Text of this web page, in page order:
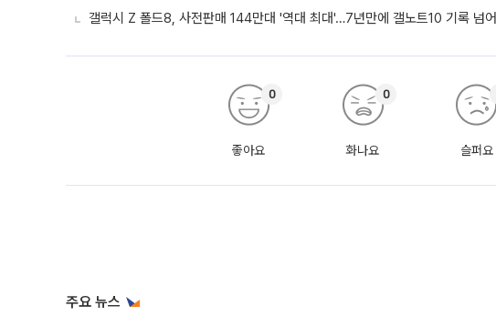
갤럭시 Z 폴드8, 사전판매 144만대 '역대 최대'…7년만에 갤노트10 기록 넘어
좋아요
0
화나요
0
슬퍼요
주요 뉴스